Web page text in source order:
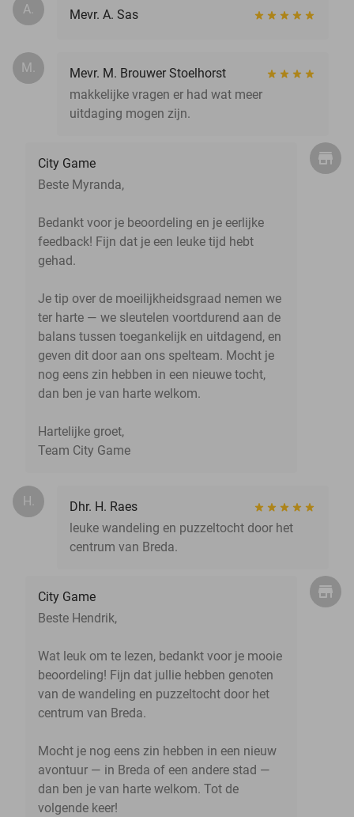
A. Mevr. A. Sas
M.
Mevr. M. Brouwer Stoelhorst
makkelijke vragen er had wat meer
uitdaging mogen zijn.
City Game
Beste Myranda,
Bedankt voor je beoordeling en je eerlijke
feedback! Fijn dat je een leuke tijd hebt
gehad.
Je tip over de moeilijkheidsgraad nemen we
ter harte — we sleutelen voortdurend aan de
balans tussen toegankelijk en uitdagend, en
geven dit door aan ons spelteam. Mocht je
nog eens zin hebben in een nieuwe tocht,
dan ben je van harte welkom.
Hartelijke groet,
Team City Game
H.
Dhr. H. Raes
leuke wandeling en puzzeltocht door het
centrum van Breda.
City Game
Beste Hendrik,
Wat leuk om te lezen, bedankt voor je mooie
beoordeling! Fijn dat jullie hebben genoten
van de wandeling en puzzeltocht door het
centrum van Breda.
Mocht je nog eens zin hebben in een nieuw
avontuur — in Breda of een andere stad —
dan ben je van harte welkom. Tot de
volgende keer!